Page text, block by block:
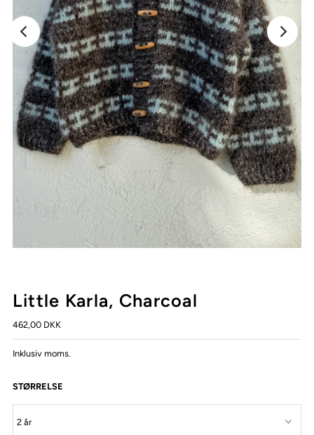
Little Karla, Charcoal
462,00 DKK
Inklusiv moms.
STØRRELSE